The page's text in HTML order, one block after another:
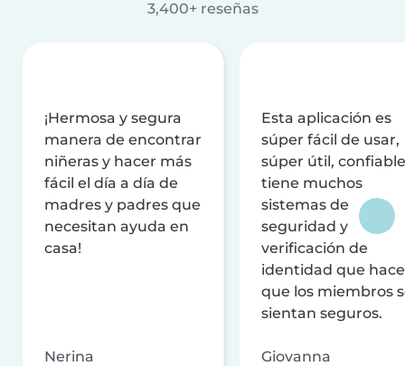
3,400+ reseñas
¡Hermosa y segura
manera de encontrar
niñeras y hacer más
fácil el día a día de
madres y padres que
necesitan ayuda en
casa!
Nerina
Esta aplicación es
súper fácil de usar,
súper útil,
tiene muchos
sistemas de
seguridad y
verificación de
identidad que
que los miembros
sientan seguros.
Giovanna